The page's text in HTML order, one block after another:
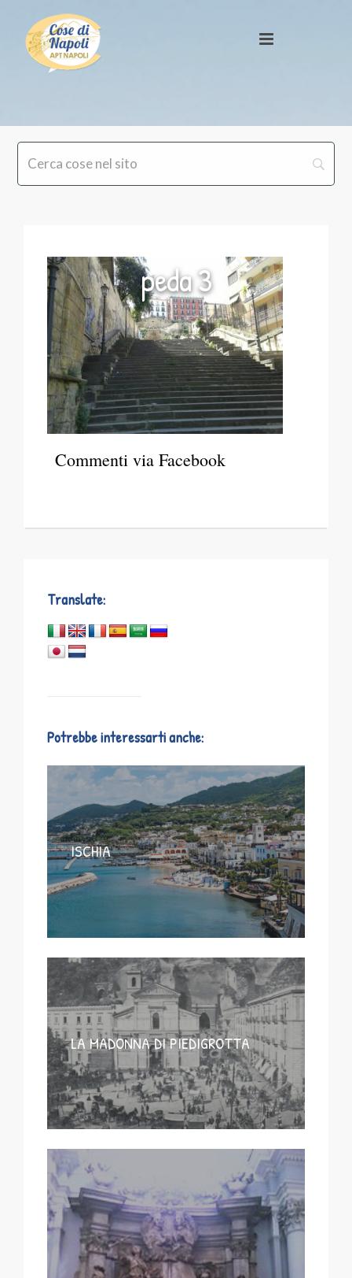
peda 3
Commenti via Facebook
Translate:
Potrebbe interessarti anche:
ISCHIA
LA MADONNA DI PIEDIGROTTA